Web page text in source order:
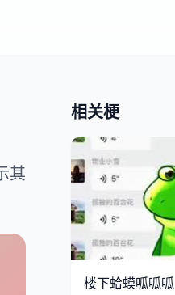
其
相关梗
楼下蛤蟆呱呱呱